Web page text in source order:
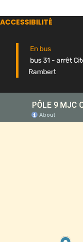
ACCESSIBILITÉ
En bus
bus 31 - arrêt
Rambert